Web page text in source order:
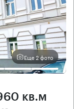
Еще 2 фото
кв.м